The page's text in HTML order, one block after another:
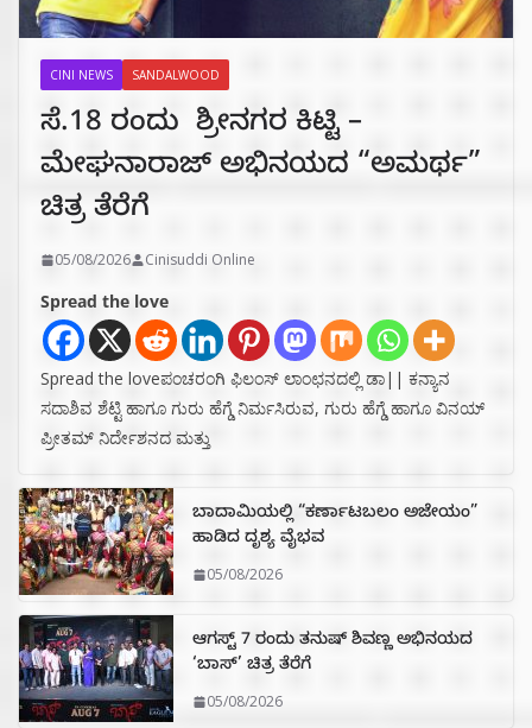
CINI NEWS SANDALWOOD
ಸೆ.18 ರಂದು ಶ್ರೀನಗರ ಕಿಟ್ಟಿ –
ಮೇಘನಾರಾಜ್ ಅಭಿನಯದ “ಅಮರ್ಥ”
ಚಿತ್ರ ತೆರೆಗೆ
05/08/2026 Cinisuddi Online
Spread the love
Spread the loveಪಂಚರಂಗಿ ಫಿಲಂಸ್ ಲಾಂಛನದಲ್ಲಿ ಡಾ|| ಕನ್ಯಾನ
ಸದಾಶಿವ ಶೆಟ್ಟಿ ಹಾಗೂ ಗುರು ಹೆಗ್ಡೆ ನಿರ್ಮಸಿರುವ, ಗುರು ಹೆಗ್ಡೆ ಹಾಗೂ ವಿನಯ್
ಪ್ರೀತಮ್ ನಿರ್ದೇಶನದ ಮತ್ತು
ಬಾದಾಮಿಯಲ್ಲಿ “ಕರ್ಣಾಟಬಲಂ ಅಜೇಯಂ”
ಹಾಡಿದ ದೃಶ್ಯ ವೈಭವ
05/08/2026
ಆಗಸ್ಟ್ 7 ರಂದು ತನುಷ್ ಶಿವಣ್ಣ ಅಭಿನಯದ
‘ಬಾಸ್’ ಚಿತ್ರ ತೆರೆಗೆ
05/08/2026